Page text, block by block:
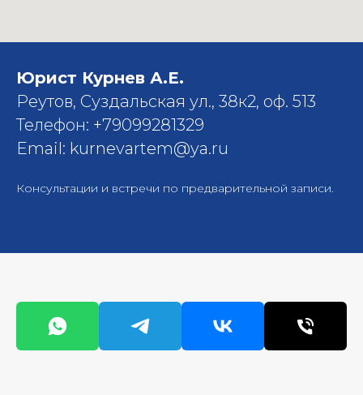
Юрист Курнев А.Е.
Реутов, Суздальская ул., 38к2, оф. 513
Телефон: +79099281329
Email: kurnevartem@ya.ru
Консультации и встречи по предварительной записи.